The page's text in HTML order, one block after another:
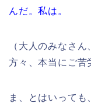
んだ。私は。
（大人のみなさ
方々、本当にご苦
ま、とはいっても